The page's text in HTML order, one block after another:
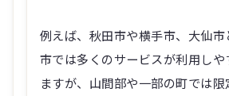
例えば、秋田市や横手市、大仙
市では多くのサービスが利用しや
ますが、山間部や一部の町では